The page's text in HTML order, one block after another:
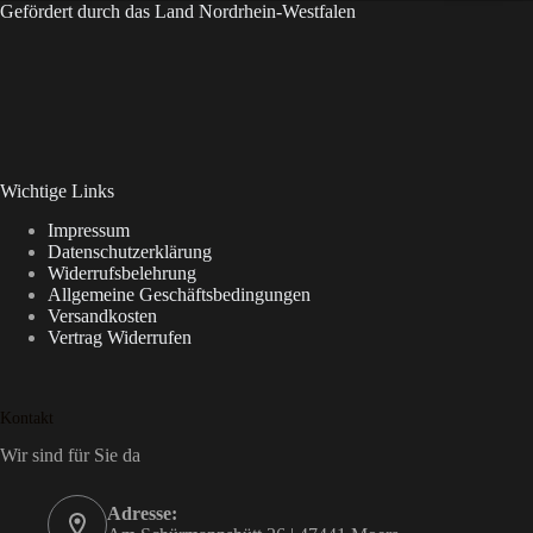
Gefördert durch das Land Nordrhein-Westfalen
Wichtige Links
Impressum
Datenschutzerklärung
Widerrufsbelehrung
Allgemeine Geschäftsbedingungen
Versandkosten
Vertrag Widerrufen
Kontakt
Wir sind für Sie da
Adresse: